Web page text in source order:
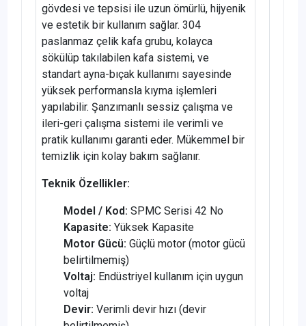
gövdesi ve tepsisi ile uzun ömürlü, hijyenik
ve estetik bir kullanım sağlar. 304
paslanmaz çelik kafa grubu, kolayca
sökülüp takılabilen kafa sistemi, ve
standart ayna-bıçak kullanımı sayesinde
yüksek performansla kıyma işlemleri
yapılabilir. Şanzımanlı sessiz çalışma ve
ileri-geri çalışma sistemi ile verimli ve
pratik kullanımı garanti eder. Mükemmel bir
temizlik için kolay bakım sağlanır.
Teknik Özellikler:
Model / Kod: SPMC Serisi 42 No
Kapasite: Yüksek Kapasite
Motor Gücü: Güçlü motor (motor gücü
belirtilmemiş)
Voltaj: Endüstriyel kullanım için uygun
voltaj
Devir: Verimli devir hızı (devir